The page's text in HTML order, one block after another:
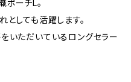
ポーチL。
としても活躍します。
いただいているロングセラー